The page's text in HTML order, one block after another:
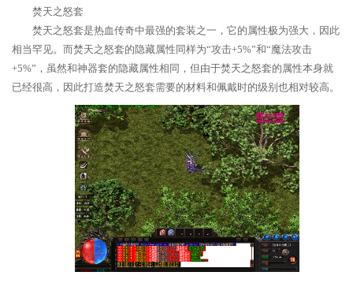
焚天之怒套
焚天之怒套是热血传奇中最强的套装之一，它的属性极为强大，因此
相当罕见。而焚天之怒套的隐藏属性同样为“攻击+5%”和“魔法攻击
+5%”，虽然和神器套的隐藏属性相同，但由于焚天之怒套的属性本身就
已经很高，因此打造焚天之怒套需要的材料和佩戴时的级别也相对较高。